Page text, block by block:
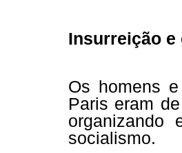
Insurreição e
Os homens
Paris eram
organizando
socialismo.